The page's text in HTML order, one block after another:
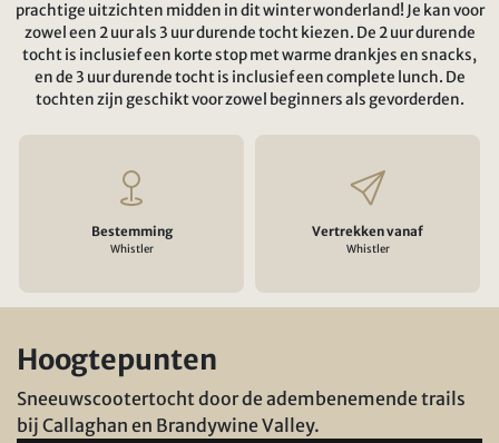
prachtige uitzichten midden in dit winter wonderland! Je kan voor
zowel een 2 uur als 3 uur durende tocht kiezen. De 2 uur durende
tocht is inclusief een korte stop met warme drankjes en snacks,
en de 3 uur durende tocht is inclusief een complete lunch. De
tochten zijn geschikt voor zowel beginners als gevorderden.
Bestemming
Whistler
Vertrekken vanaf
Whistler
Hoogtepunten
Sneeuwscootertocht door de adembenemende trails
bij Callaghan en Brandywine Valley.